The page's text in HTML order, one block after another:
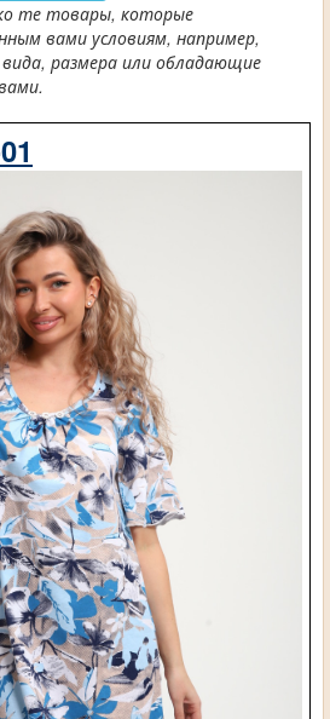
те товары, которые
вами условиям, например,
размера или обладающие